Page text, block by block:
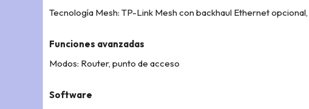
Tecnología Mesh: TP-Link Mesh con backhaul Ethernet
Funciones avanzadas
Modos: Router, punto de acceso
Software